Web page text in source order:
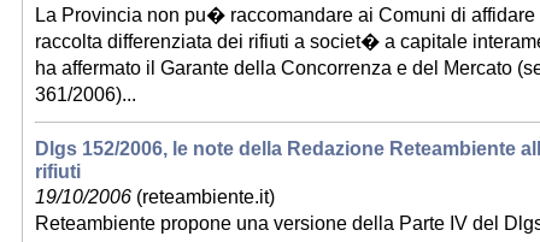
La Provincia non pu� raccomandare ai Comuni di
raccolta differenziata dei rifiuti a societ� a capitale
ha affermato il Garante della Concorrenza e del Mercato
361/2006)...
Dlgs 152/2006, le note della Redazione Reteambiente
rifiuti
19/10/2006 (reteambiente.it)
Reteambiente propone una versione della Parte IV del